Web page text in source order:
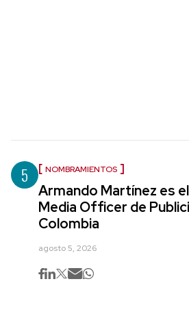
5 NOMBRAMIENTOS
Armando Martínez es
Media Officer de
Colombia
agosto 5, 2026